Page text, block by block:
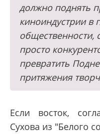
должно поднять
киноиндустрии в
общественности,
просто
превратить
притяжения
Если восток,
Сухова из "Белого